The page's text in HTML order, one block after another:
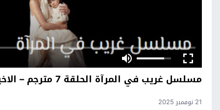
مسلسل غريب في المرآة الحلقة 7 مترجم – الاخيرة
21 نوفمبر 2025